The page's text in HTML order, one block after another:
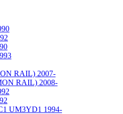
RAIL) 2007-
RAIL) 2008-
UM3YD1 1994-